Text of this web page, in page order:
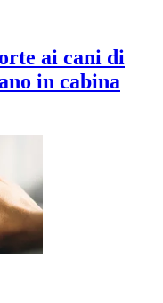
ai cani di
in cabina